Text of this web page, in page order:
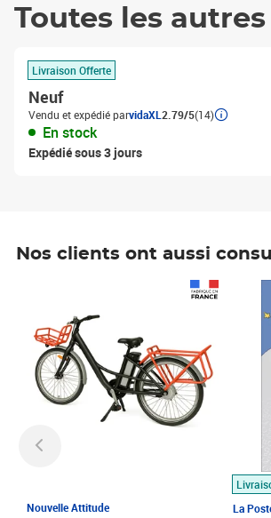
Toutes les
Livraison Offerte
Neuf
Vendu et expédié parvidaXL 2.79/5(14)
En stock
Expédié sous 3 jours
Nos clients ont aussi
Nouvelle Attitude
La
Prix